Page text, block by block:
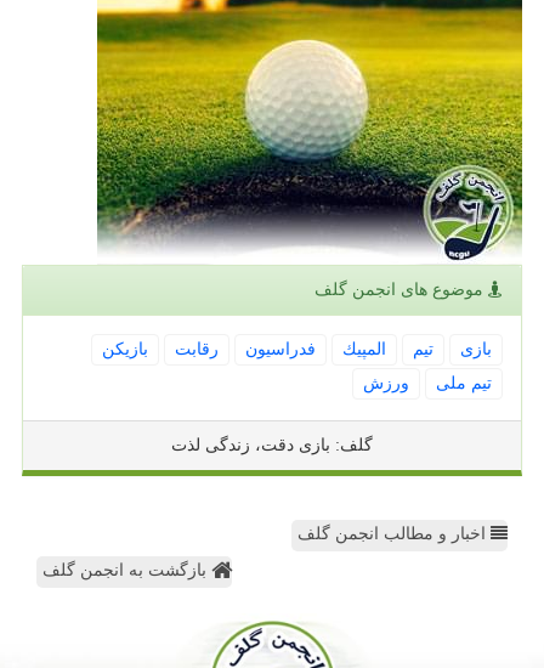
موضوع های انجمن گلف
بازی تیم المپیك فدراسیون رقابت
بازیكن
تیم ملی
ورزش
گلف: بازی دقت، زندگی لذت
اخبار و مطالب انجمن گلف
بازگشت به انجمن گلف